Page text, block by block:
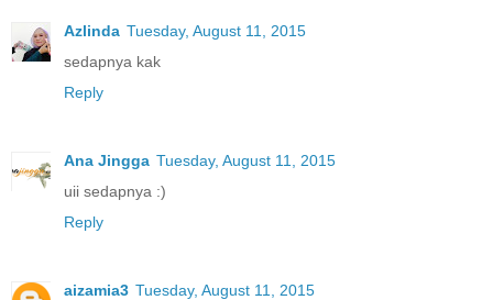
Azlinda Tuesday, August 11, 2015
sedapnya kak
Reply
Ana Jingga Tuesday, August 11, 2015
uii sedapnya :)
Reply
aizamia3 Tuesday, August 11, 2015